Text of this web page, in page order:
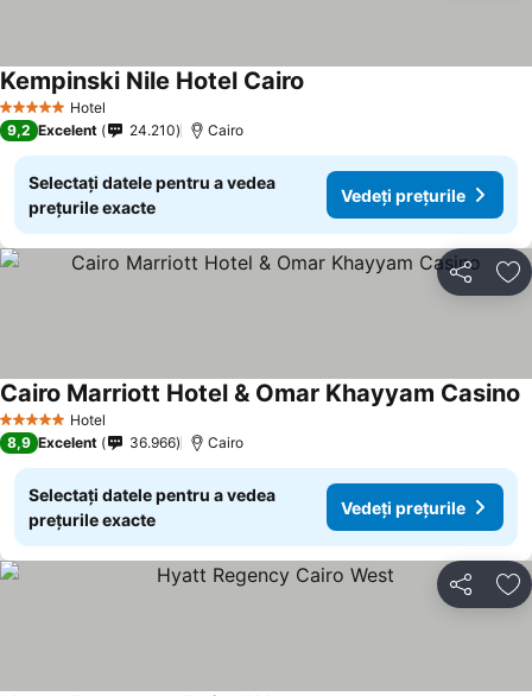
5 Stele Hotel
Kempinski Nile Hotel Cairo
9,2 Excelent 24.210 Cairo
Selectați datele pentru a vedea
prețurile exacte
Vedeți prețurile
Distribuiți
5 Stele Hotel
Cairo Marriott Hotel & Omar Khayyam Casino
8,9 Excelent 36.966 Cairo
Selectați datele pentru a vedea
prețurile exacte
Vedeți prețurile
Distribuiți